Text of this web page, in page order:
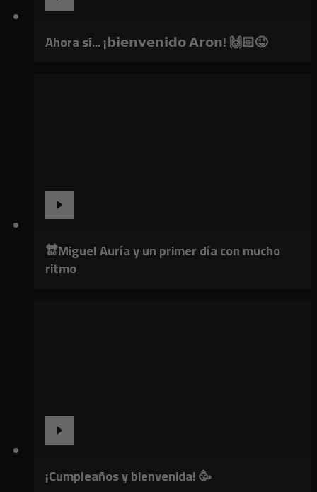
Ahora sí... ¡𝗯𝗶𝗲𝗻𝘃𝗲𝗻𝗶𝗱𝗼 𝗔𝗿𝗼𝗻! 🙌🏻😜
🔛Miguel Auría y un primer día con mucho
ritmo
¡Cumpleaños y bienvenida! 🥳